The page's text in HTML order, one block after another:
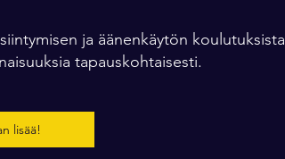
ja äänenkäytön koulutuksista
tapauskohtaisesti.
lisää!